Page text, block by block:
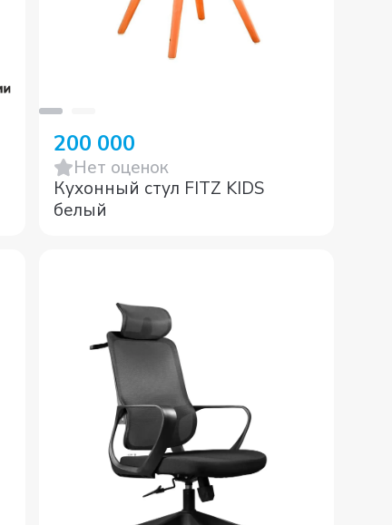
200 000
Нет оценок
Кухонный стул FITZ KIDS
белый